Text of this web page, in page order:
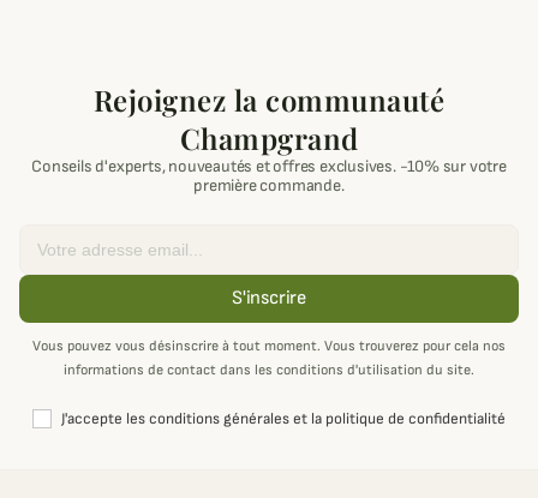
Rejoignez la communauté
Champgrand
Conseils d'experts, nouveautés et offres exclusives. -10% sur votre
première commande.
S'inscrire
Vous pouvez vous désinscrire à tout moment. Vous trouverez pour cela nos
informations de contact dans les conditions d'utilisation du site.
J'accepte les conditions générales et la politique de confidentialité